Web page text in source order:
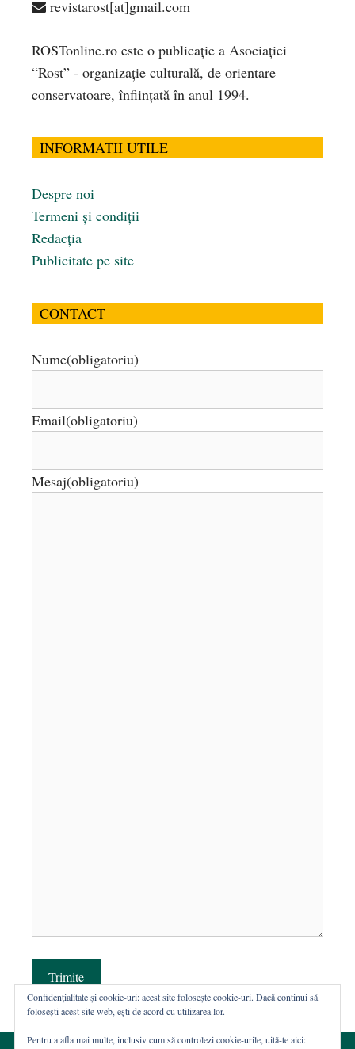
revistarost[at]gmail.com
ROSTonline.ro este o publicaţie a Asociaţiei
“Rost” - organizaţie culturală, de orientare
conservatoare, înfiinţată în anul 1994.
INFORMATII UTILE
Despre noi
Termeni și condiții
Redacția
Publicitate pe site
CONTACT
Nume(obligatoriu)
Email(obligatoriu)
Mesaj(obligatoriu)
Trimite
Confidențialitate și cookie-uri: acest site folosește cookie-uri. Dacă continui să
folosești acest site web, ești de acord cu utilizarea lor.
Pentru a afla mai multe, inclusiv cum să controlezi cookie-urile, uită-te aici: